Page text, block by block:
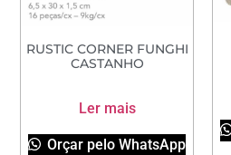
RUSTIC CORNER FUNGHI
CASTANHO
Ler mais
Orçar pelo WhatsApp